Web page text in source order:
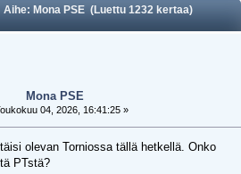
Aihe: Mona PSE (Luettu 1232 kertaa)
Mona PSE
04, 2026, 16:41:25 »
olevan Torniossa tällä hetkellä. Onko
PTstä?